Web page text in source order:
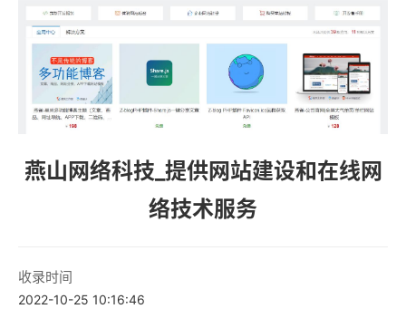
燕山网络科技_提供网站建设和在线网
络技术服务
收录时间
2022-10-25 10:16:46